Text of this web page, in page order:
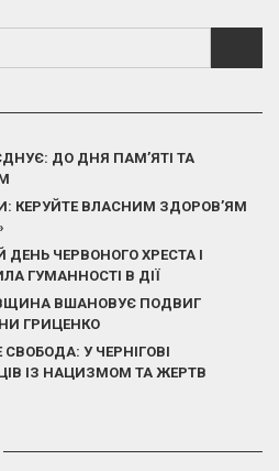
ДО ДНЯ ПАМ’ЯТІ ТА
КЕРУЙТЕ ВЛАСНИМ ЗДОРОВ’ЯМ
ЧЕРВОНОГО ХРЕСТА І
ГУМАННОСТІ В ДІЇ
ВШАНОВУЄ ПОДВИГ
ГРИЦЕНКО
У ЧЕРНІГОВІ
ІЗ НАЦИЗМОМ ТА ЖЕРТВ